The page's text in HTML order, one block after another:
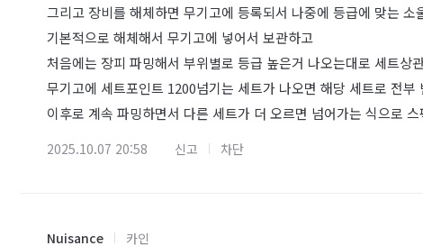
그리고 장비를 해체하면 무기고에 등록되서 나중에 등급에 맞는
기본적으로 해체해서 무기고에 넣어서 보관하고
처음에는 장피 파밍해서 부위별로 등급 높은거 나오는대로 세트상
무기고에 세트포인트 1200넘기는 세트가 나오면 해당 세트로 전부
이후로 계속 파밍하면서 다른 세트가 더 오르면 넘어가는 식으로
2025.10.07 20:58 신고 차단
Nuisance 카인